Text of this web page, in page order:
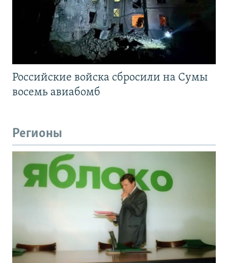
Российские войска сбросили на Сумы
восемь авиабомб
Регионы